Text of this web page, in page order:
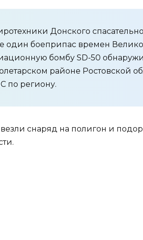
Донского
один боеприпас времен
бомбу SD-50
районе Ростовской
по региону.
снаряд на полигон и